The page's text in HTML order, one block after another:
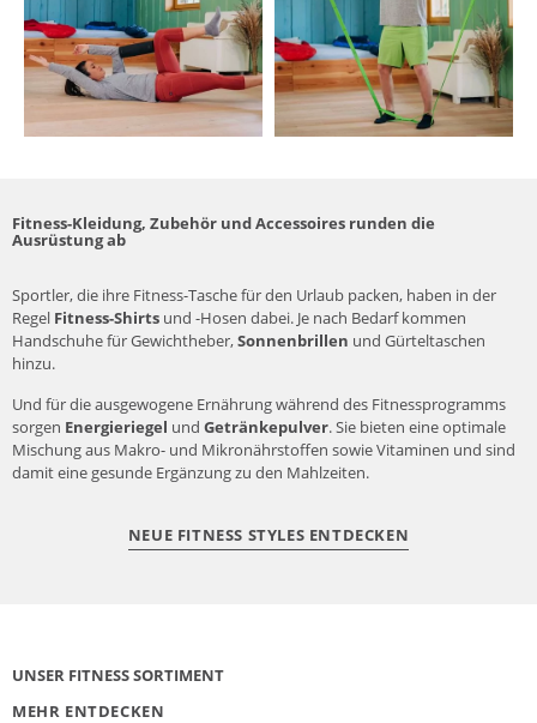
Fitness-Kleidung, Zubehör und Accessoires runden die
Ausrüstung ab
Sportler, die ihre Fitness-Tasche für den Urlaub packen, haben in der
Regel Fitness-Shirts und -Hosen dabei. Je nach Bedarf kommen
Handschuhe für Gewichtheber,Sonnenbrillen und Gürteltaschen
hinzu.
Und für die ausgewogene Ernährung während des Fitnessprogramms
sorgen Energieriegel und Getränkepulver. Sie bieten eine optimale
Mischung aus Makro- und Mikronährstoffen sowie Vitaminen und sind
damit eine gesunde Ergänzung zu den Mahlzeiten.
NEUE FITNESS STYLES ENTDECKEN
UNSER FITNESS SORTIMENT
MEHR ENTDECKEN